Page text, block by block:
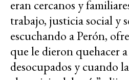
eran cercanos y
trabajo, justicia social y
escuchando a Perón,
que le dieron quehacer
desocupados y cuando